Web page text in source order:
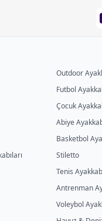
Outdoor
Futbol
Çocuk
Abiye
Basketbol
Stiletto
Tenis
Antrenman
Voleybol